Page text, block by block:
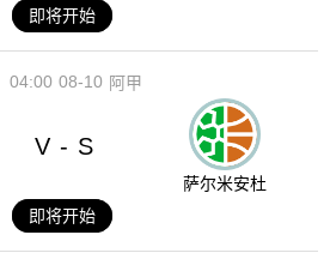
即将开始
08-10
04:00 阿甲
V - S
萨尔米安杜
即将开始